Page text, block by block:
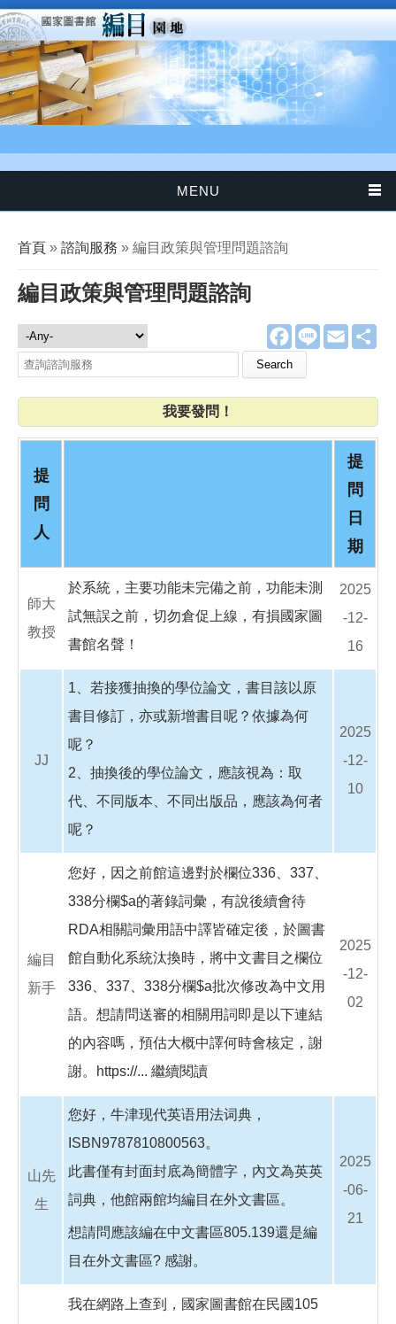
移至主內容
MENU
您在這裡
首頁 » 諮詢服務 » 編目政策與管理問題諮詢
編目政策與管理問題諮詢
F
a
e
o
k
L
E
m
諮詢服務
Search this site
我要發問！
提
問
人
提
問
日
期
師大
教授
於系統，主要功能未完備之前，功能未測
試無誤之前，切勿倉促上線，有損國家圖
書館名聲！
2025
-12-
16
JJ
1、若接獲抽換的學位論文，書目該以原
書目修訂，亦或新增書目呢？依據為何
呢？
2、抽換後的學位論文，應該視為：取
代、不同版本、不同出版品，應該為何者
呢？
2025
-12-
10
編目
新手
您好，因之前館這邊對於欄位336、337、
338分欄$a的著錄詞彙，有說後續會待
RDA相關詞彙用語中譯皆確定後，於圖書
館自動化系統汰換時，將中文書目之欄位
336、337、338分欄$a批次修改為中文用
語。想請問送審的相關用詞即是以下連結
的內容嗎，預估大概中譯何時會核定，謝
謝。https://... 繼續閱讀
2025
-12-
02
山先
生
您好，牛津现代英语用法词典，
ISBN9787810800563。
此書僅有封面封底為簡體字，內文為英英
詞典，他館兩館均編目在外文書區。
想請問應該編在中文書區805.139還是編
目在外文書區? 感謝。
2025
-06-
21
我在網路上查到，國家圖書館在民國105